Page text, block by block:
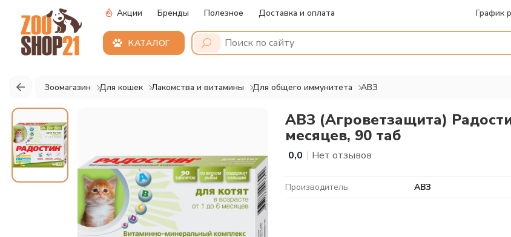
Акции Бренды Полезное Доставка и оплата График
КАТАЛОГ
Зоомагазин Для кошек Лакомства и витамины Для общего иммунитета АВЗ
АВЗ (Агроветзащита)
месяцев, 90 таб
0,0 | Нет отзывов
Производитель АВЗ